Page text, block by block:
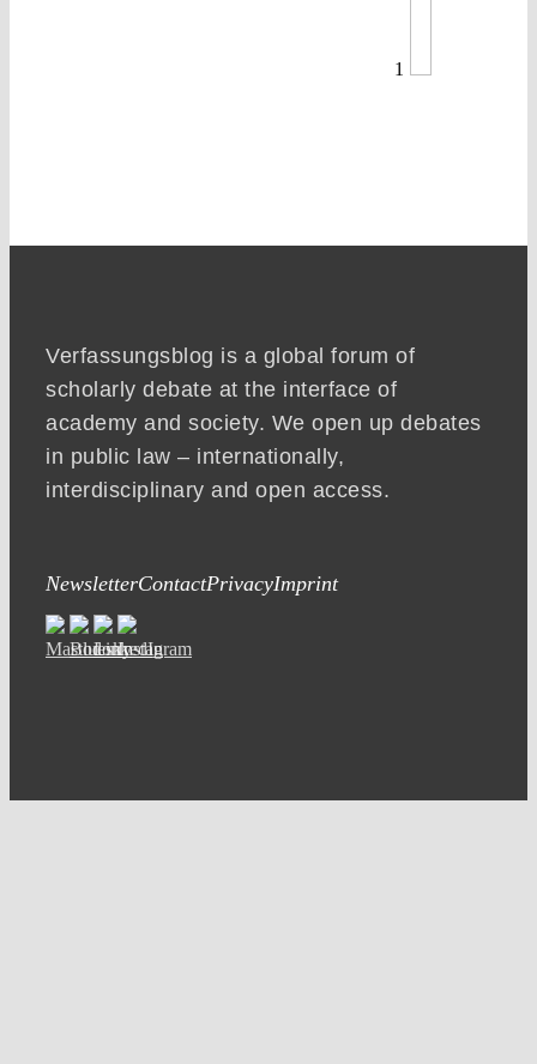
1
Verfassungsblog is a global forum of
scholarly debate at the interface of
academy and society. We open up debates
in public law – internationally,
interdisciplinary and open access.
NewsletterContactPrivacyImprint